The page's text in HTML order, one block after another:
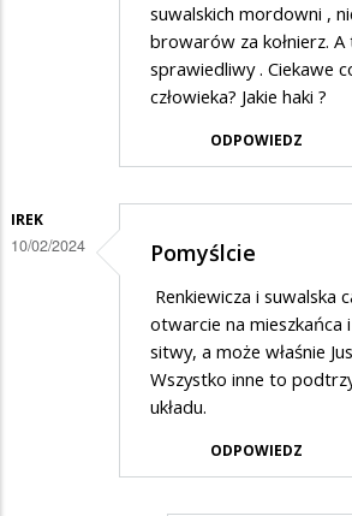
suwalskich mordowni ,
browarów za kołnierz.
sprawiedliwy . Ciekawe
człowieka? Jakie haki ?
ODPOWIEDZ
IREK
10/02/2024 Pomyślcie
Renkiewicza i suwalska
otwarcie na mieszkańca
sitwy, a może właśnie
Wszystko inne to
układu.
ODPOWIEDZ